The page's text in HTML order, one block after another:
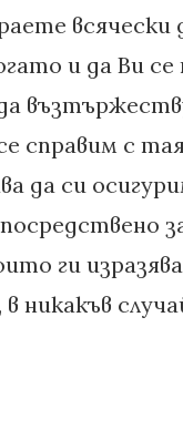
всячески
и да Ви се
справим с
да си
ги
никакъв